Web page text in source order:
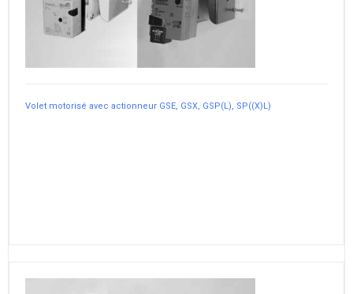
Volet motorisé avec actionneur GSE, GSX, GSP(L), SP((X)L)